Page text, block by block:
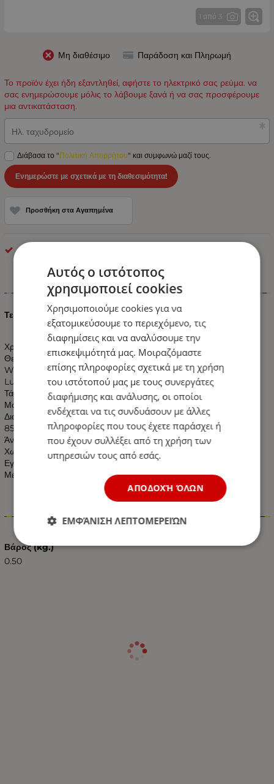
1 από 3
Μη διαθέσιμο Παράδοση και Πληρωμή
Το προϊόν έχει ήδη εξαντληθεί, αφήστε το ηλεκτρικό σας ρεύμα. να
σας ενημερώσουμε μόλις το λάβουμε ξανά ή να σας προσφέρουμε
μια αντικατάσταση.
Ηλ. ταχυδρομείο
Διάβασα το "Πολιτική Απορρήτου" και συμφωνώ μαζί τους.
Ενημερώστε με σχετικά με τη διαθεσιμότητα!
Προσθήκη στα Αγαπημένα
optonica
Πληροφορίες
Τετράγωνο Πάνελ Χωνευτό 3 Watt 230 Volt Ψυχρό Λευκό
Χρώμα: Ψυχρό Λευκό
Θερμοκρασία Χρώματος: 6000k Ψυχρό Λευκό
Watt: 3W
Lumen: 210 LM
Τάση: 230V AC
Μοίρες: 120°
Διαστάσεις:
85mm X 85mm X 19mm
Άνοιγμα Κοπής: 7.5 X 7.5 Εκατοστά
Χωρίς UV και IR Ακτινοβολία
Εγγύηση 2 Χρόνια
Με Πιστοποιητικά CE & RoHS
Χαρακτηριστικά
Βάρος (kg.)
0.50
Αυτός ο ιστότοπος
χρησιμοποιεί cookies
Χρησιμοποιούμε cookies για να
εξατομικεύσουμε το περιεχόμενο, τις
διαφημίσεις και να αναλύσουμε την
επισκεψιμότητά μας. Μοιραζόμαστε
επίσης πληροφορίες σχετικά με τη χρήση
του ιστότοπού μας με τους συνεργάτες
διαφήμισης και ανάλυσης, οι οποίοι
ενδέχεται να τις συνδυάσουν με άλλες
πληροφορίες που τους έχετε παράσχει ή
που έχουν συλλέξει από τη χρήση των
υπηρεσιών τους από εσάς.
ΑΠΟΔΟΧΉ ΌΛΩΝ
ΕΜΦΆΝΙΣΗ ΛΕΠΤΟΜΕΡΕΙΏΝ